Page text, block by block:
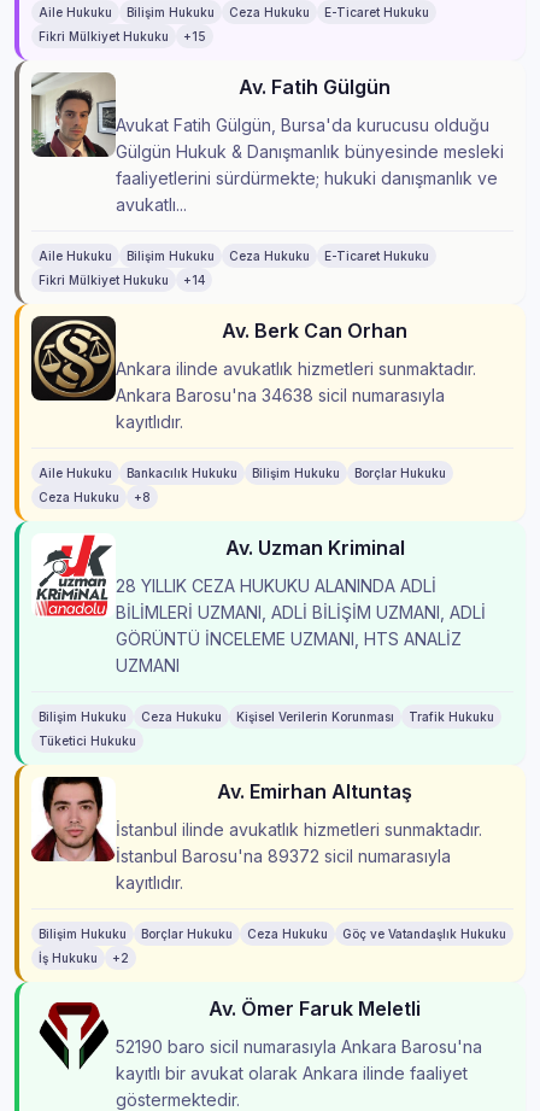
Aile Hukuku Bilişim Hukuku Ceza Hukuku
E-Ticaret Hukuku
Fikri Mülkiyet Hukuku
+15
Av. Fatih Gülgün
Avukat Fatih Gülgün, Bursa'da kurucusu olduğu
Gülgün Hukuk & Danışmanlık bünyesinde mesleki
faaliyetlerini sürdürmekte; hukuki danışmanlık ve
avukatlı...
Aile Hukuku Bilişim Hukuku Ceza Hukuku
E-Ticaret Hukuku
Fikri Mülkiyet Hukuku
+14
Av. Berk Can Orhan
Ankara ilinde avukatlık hizmetleri sunmaktadır.
Ankara Barosu'na 34638 sicil numarasıyla
kayıtlıdır.
Aile Hukuku Bankacılık Hukuku Bilişim Hukuku
Borçlar Hukuku
Ceza Hukuku
+8
Av. Uzman Kriminal
28 YILLIK CEZA HUKUKU ALANINDA ADLİ
BİLİMLERİ UZMANI, ADLİ BİLİŞİM UZMANI, ADLİ
GÖRÜNTÜ İNCELEME UZMANI, HTS ANALİZ
UZMANI
Bilişim Hukuku Ceza Hukuku Kişisel Verilerin Korunması
Trafik Hukuku
Tüketici Hukuku
Av. Emirhan Altuntaş
İstanbul ilinde avukatlık hizmetleri sunmaktadır.
İstanbul Barosu'na 89372 sicil numarasıyla
kayıtlıdır.
Bilişim Hukuku Borçlar Hukuku Ceza Hukuku
Göç ve Vatandaşlık Hukuku
İş Hukuku
+2
Av. Ömer Faruk Meletli
52190 baro sicil numarasıyla Ankara Barosu'na
kayıtlı bir avukat olarak Ankara ilinde faaliyet
göstermektedir.